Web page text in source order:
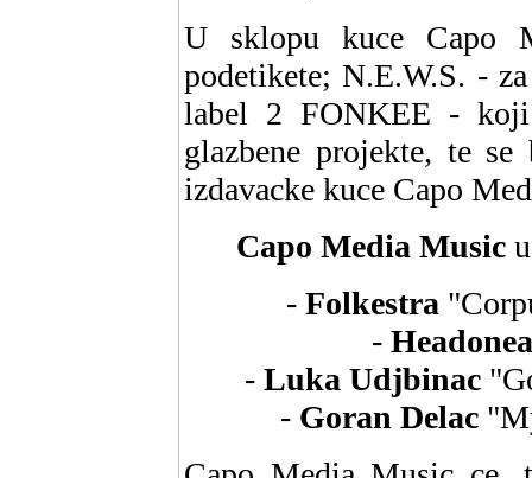
U sklopu kuce Capo
podetikete; N.E.W.S. -
label 2 FONKEE -
glazbene projekte, te
izdavacke kuce Capo
Capo Media Music
- Folkestra
-
- Luka Udjbinac
- Goran Delac